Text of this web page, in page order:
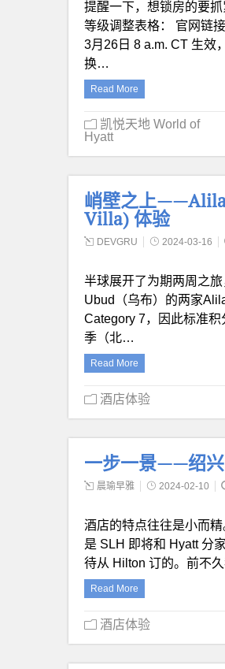
提醒一下，想锁房的要
等级调整表格： 官网链
3月26日 8 a.m. CT 生效
换…
Read More
凯悦天地 World of
Hyatt
峭壁之上——Alila
Villa) 体验
DEVGRU 2024-03-16
半球展开了为期两周之
Ubud（乌布）的两家
Category 7，因此标准
季（北…
Read More
酒店体验
一步一景——绍
晨瑜早雅 2024-02-10
酒店的特点往往是小而
是 SLH 即将和 Hyatt 分
待从 Hilton 订的。前不
Read More
酒店体验